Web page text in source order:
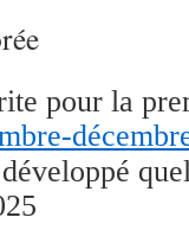
pour la